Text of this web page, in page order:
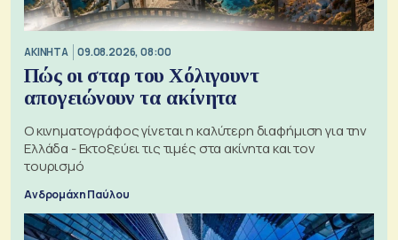
ΑΚΙΝΗΤΑ 09.08.2026, 08:00
Πώς οι σταρ του Χόλιγουντ
απογειώνουν τα ακίνητα
Ο κινηματογράφος γίνεται η καλύτερη διαφήμιση για την
Ελλάδα - Εκτοξεύει τις τιμές στα ακίνητα και τον
τουρισμό
Ανδρομάχη Παύλου